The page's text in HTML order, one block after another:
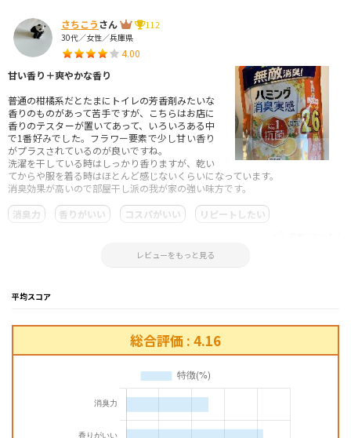
さちこうさん
112
30代／女性／兵庫県
4.00
甘い香り＋爽やかな香り
普通の柑橘系だとたまにトイレの芳香剤みたいな
香りのものがあって苦手ですが、こちらはお店に
香りのテスターが置いてあって、いろいろある中
で1番好みでした。フラワー要素で少し甘い香り
がプラスされているのが良いですね。
洗濯を干している時はしっかり香りますが、乾い
てからや服を着る時はほとんど感じないくらいになっています。
消臭効果が高いので部屋干し派の我が家の強い味方です。
消臭力
香りがいい コスパがいい リピートしたい
レビューをもっと見る
平均スコア
総合評価 : 4.16